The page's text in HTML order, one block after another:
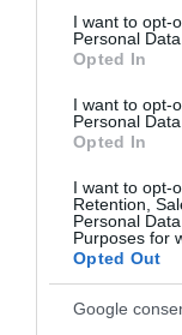
consent section.
I want to opt-
Personal Data.
Opted In
I want to opt-
Personal
Opted In
I want to opt-
Retention,
Personal
Purposes for
Opted Out
Google
Φωτογραφίες-
Από τον 19ο
ΟΡΜΟΣ